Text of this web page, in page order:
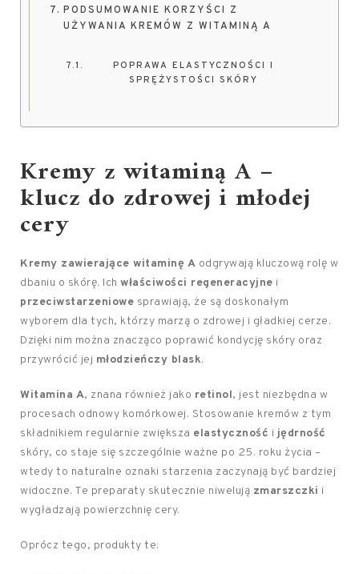
PODSUMOWANIE KORZYŚCI Z
UŻYWANIA KREMÓW Z WITAMINĄ A
POPRAWA ELASTYCZNOŚCI I
SPRĘŻYSTOŚCI SKÓRY
Kremy z witaminą A –
klucz do zdrowej i młodej
cery
Kremy zawierające witaminę A odgrywają kluczową rolę w
dbaniu o skórę. Ich właściwości regeneracyjne i
przeciwstarzeniowe sprawiają, że są doskonałym
wyborem dla tych, którzy marzą o zdrowej i gładkiej cerze.
Dzięki nim można znacząco poprawić kondycję skóry oraz
przywrócić jej młodzieńczy blask.
Witamina A, znana również jako retinol, jest niezbędna w
procesach odnowy komórkowej. Stosowanie kremów z tym
składnikiem regularnie zwiększa elastyczność i jędrność
skóry, co staje się szczególnie ważne po 25. roku życia –
wtedy to naturalne oznaki starzenia zaczynają być bardziej
widoczne. Te preparaty skutecznie niwelują zmarszczki i
wygładzają powierzchnię cery.
Oprócz tego, produkty te: